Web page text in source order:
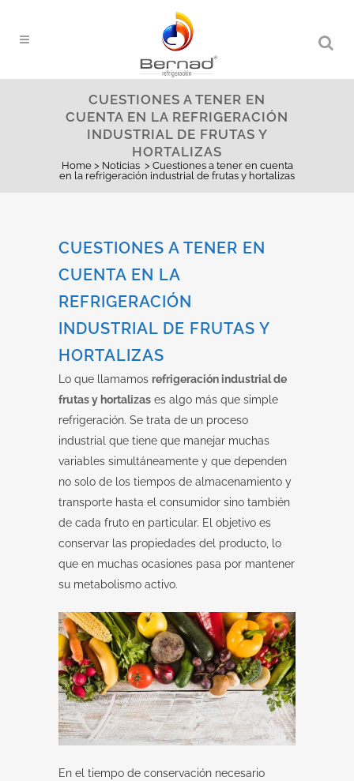
CUESTIONES A TENER EN
CUENTA EN LA REFRIGERACIÓN
INDUSTRIAL DE FRUTAS Y
HORTALIZAS
Home> Noticias > Cuestiones a tener en cuenta
en la refrigeración industrial de frutas y hortalizas
CUESTIONES A TENER EN
CUENTA EN LA
REFRIGERACIÓN
INDUSTRIAL DE FRUTAS Y
HORTALIZAS
Lo que llamamos refrigeración industrial de
frutas y hortalizas es algo más que simple
refrigeración. Se trata de un proceso
industrial que tiene que manejar muchas
variables simultáneamente y que dependen
no solo de los tiempos de almacenamiento y
transporte hasta el consumidor sino también
de cada fruto en particular. El objetivo es
conservar las propiedades del producto, lo
que en muchas ocasiones pasa por mantener
su metabolismo activo.
En el tiempo de conservación necesario